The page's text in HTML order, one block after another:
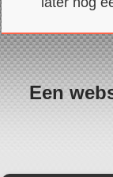
Een